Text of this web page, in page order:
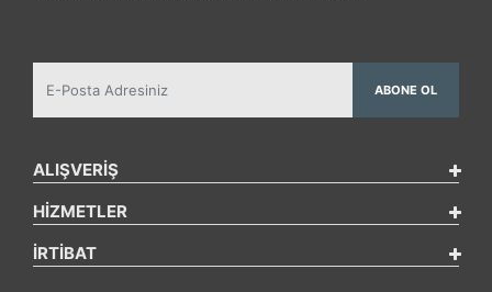
ABONE OL
ALIŞVERİŞ
HİZMETLER
İRTİBAT